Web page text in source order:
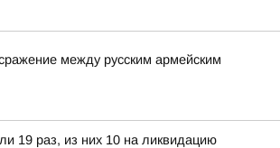
между русским армейским
19 раз, из них 10 на ликвидацию